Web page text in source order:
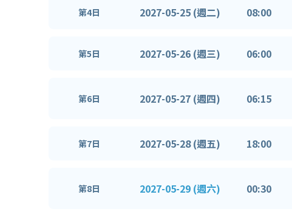
第4日 2027-05-25 (週二) 08:00
第5日 2027-05-26 (週三) 06:00
第6日 2027-05-27 (週四) 06:15
第7日 2027-05-28 (週五) 18:00
第8日 2027-05-29 (週六) 00:30